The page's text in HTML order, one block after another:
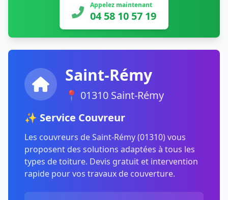
Appelez maintenant
04 58 10 57 19
Saint-Rémy
📍 01310 Saint-Rémy
✨ Service Couvreur
Les couvreurs de Saint-Rémy (01310) vous
proposent des solutions adaptées à tous les
types de toiture. Devis gratuit et intervention
rapide pour vos travaux de couverture.